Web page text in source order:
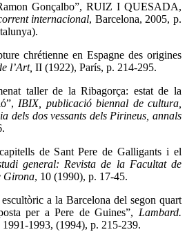
Gonçalbo”, RUIZ I QUESADA,
internacional, Barcelona, 2005, p.
chrétienne en Espagne des origines
l’Art, II (1922), París, p. 214-295.
taller de la Ribagorça: estat de la
IBIX, publicació biennal de cultura,
dels dos vessants dels Pirineus, annals
de Sant Pere de Galligants i el
general: Revista de la Facultat de
Girona, 10 (1990), p. 17-45.
a la Barcelona del segon quart
per a Pere de Guines”, Lambard.
1991-1993, (1994), p. 215-239.